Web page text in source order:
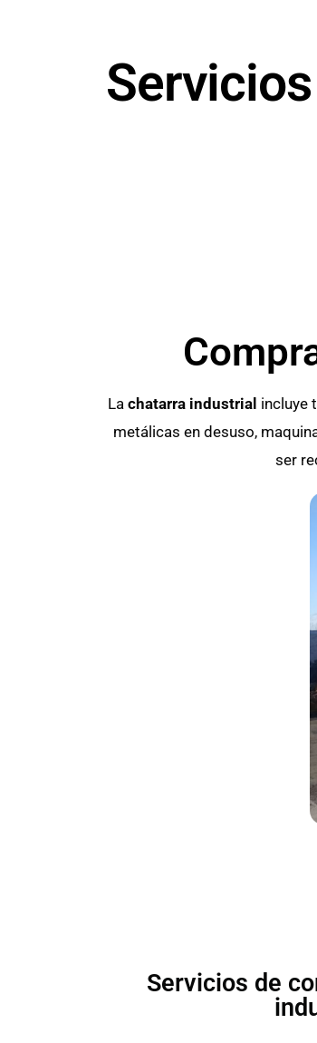
La chatarra industrial incluye
metálicas en desuso,
ser
Servicios de